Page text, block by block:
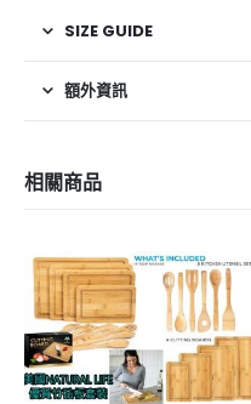
SIZE GUIDE
額外資訊
相關商品